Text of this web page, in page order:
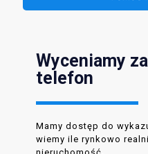
Wyceniamy
telefon
Mamy dostęp do
wiemy ile rynkowo